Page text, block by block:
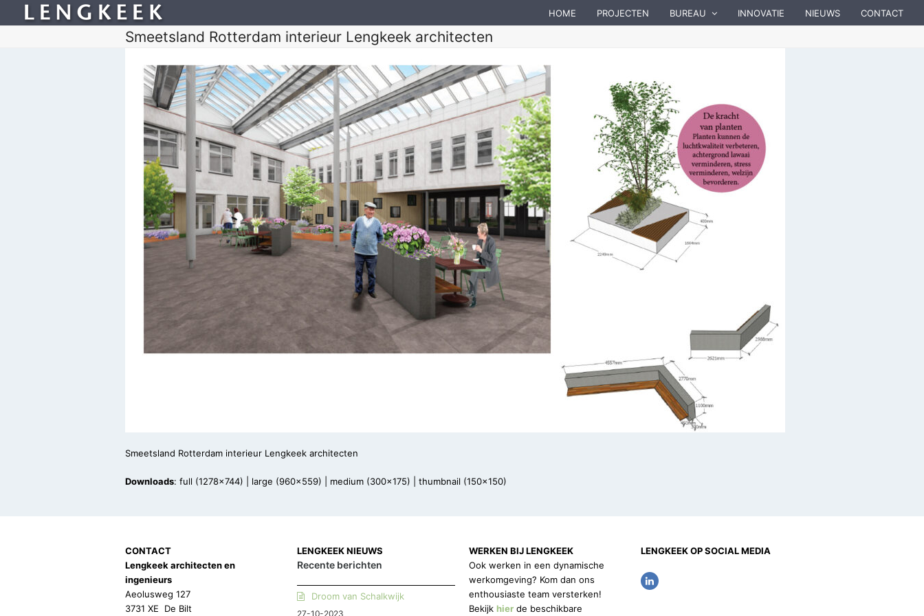
HOME PROJECTEN BUREAU INNOVATIE NIEUWS CONTACT
Smeetsland Rotterdam interieur Lengkeek architecten
Smeetsland Rotterdam interieur Lengkeek architecten
Downloads: full (1278x744) large (960x559) medium (300x175) thumbnail (150x150)
CONTACT
Lengkeek architecten en
ingenieurs
Aeolusweg 127
3731 XE De Bilt
LENGKEEK NIEUWS
Recente berichten
Droom van Schalkwijk
27-10-2023
WERKEN BIJ LENGKEEK
Ook werken in een dynamische
werkomgeving? Kom dan ons
enthousiaste team versterken!
Bekijk hier de beschikbare
LENGKEEK OP SOCIAL MEDIA
L